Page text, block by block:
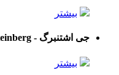
بیشتر
جی اشتنبرگ - G.Steinberg
بیشتر